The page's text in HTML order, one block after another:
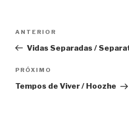
Post
Anterior
ANTERIOR
Vidas Separadas /
Próximo
PRÓXIMO
Tempos de Viver / Hoozhe